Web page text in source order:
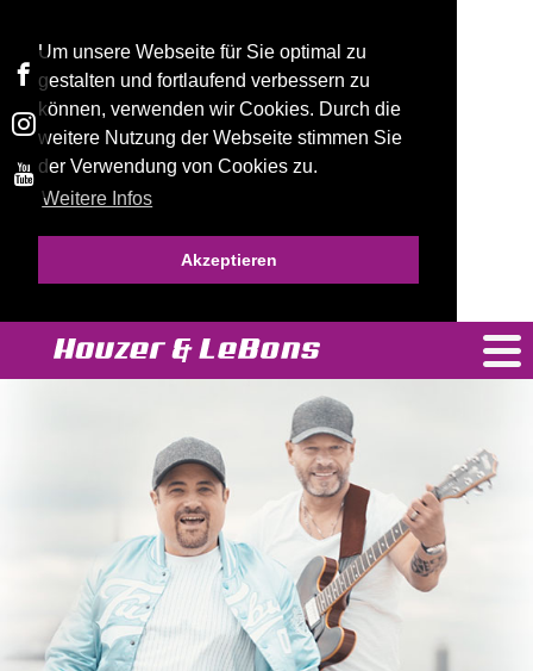
Um unsere Webseite für Sie optimal zu
gestalten und fortlaufend verbessern zu
können, verwenden wir Cookies. Durch die
weitere Nutzung der Webseite stimmen Sie
der Verwendung von Cookies zu.
Weitere Infos
Akzeptieren